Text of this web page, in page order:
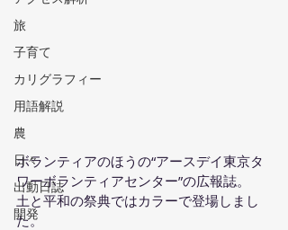
旅
子育て
カリグラフィー
用語解説
農
日々
出動日誌
開発
ボランティアのほうの“アースデイ東京タ
ワーボランティアセンター”の広報誌。
土と平和の祭典ではカラーで登場しまし
た。